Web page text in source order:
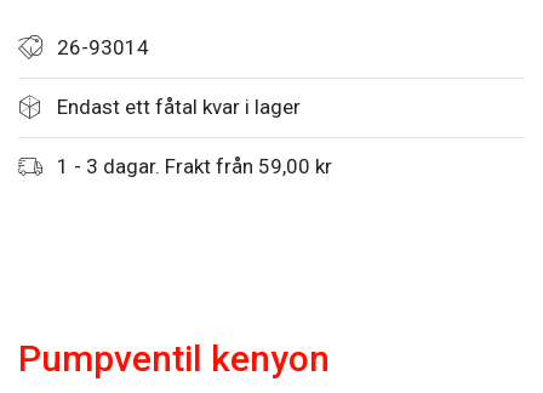
26-93014
Endast ett fåtal kvar i lager
1 - 3 dagar. Frakt från 59,00 kr
Pumpventil kenyon